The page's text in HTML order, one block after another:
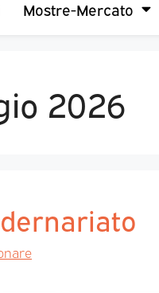
Mostre-Mercato
2026